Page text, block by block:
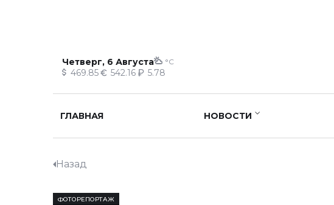
Четверг, 6 Августа °C
469.85 542.16 5.78
ГЛАВНАЯ НОВОСТИ
Назад
ФОТОРЕПОРТАЖ